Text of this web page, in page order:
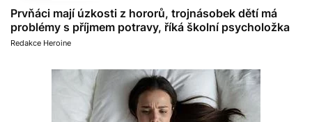
Prvňáci mají úzkosti z hororů, trojnásobek dětí má
problémy s příjmem potravy, říká školní psycholožka
Redakce Heroine